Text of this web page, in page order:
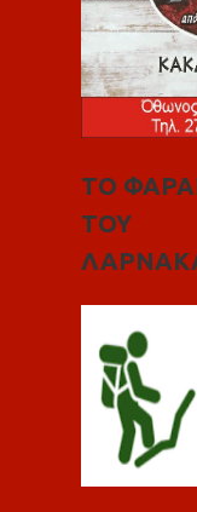
ΤΟ
ΤΟΥ